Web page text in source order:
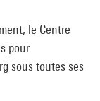
le Centre
pour
sous toutes ses